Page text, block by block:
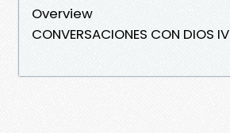
Overview
CONVERSACIONES CON DIOS IV